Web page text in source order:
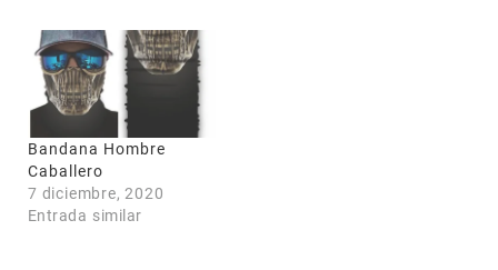
Bandana Hombre
Caballero
7 diciembre, 2020
Entrada similar